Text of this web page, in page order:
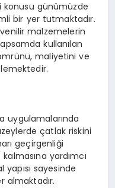
konusu günümüzde
bir yer tutmaktadır.
malzemelerin
kullanılan
maliyetini ve
uygulamalarında
çatlak riskini
geçirgenliği
yardımcı
yapısı sayesinde
almaktadır.